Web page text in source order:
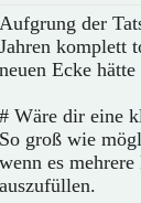
Aufgrung der
Jahren komplett
neuen Ecke
# Wäre dir eine
So groß wie
wenn es
auszufüllen.